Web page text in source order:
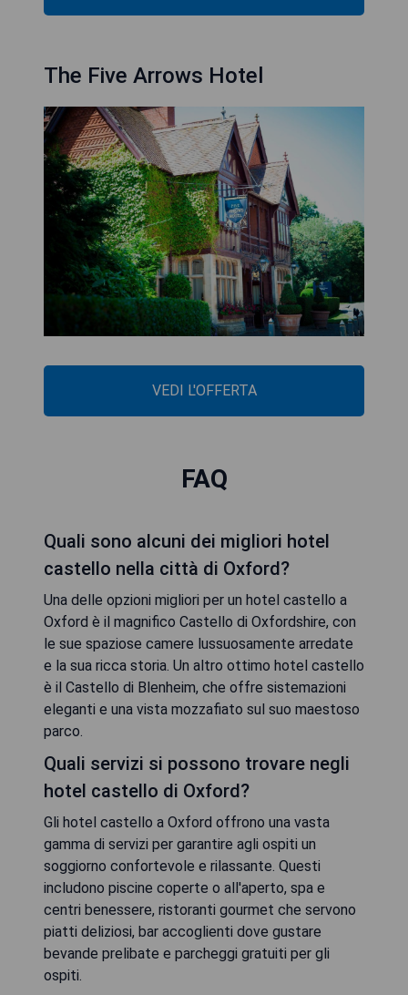
The Five Arrows Hotel
VEDI L'OFFERTA
FAQ
Quali sono alcuni dei migliori hotel
castello nella città di Oxford?
Una delle opzioni migliori per un hotel castello a
Oxford è il magnifico Castello di Oxfordshire, con
le sue spaziose camere lussuosamente arredate
e la sua ricca storia. Un altro ottimo hotel castello
è il Castello di Blenheim, che offre sistemazioni
eleganti e una vista mozzafiato sul suo maestoso
parco.
Quali servizi si possono trovare negli
hotel castello di Oxford?
Gli hotel castello a Oxford offrono una vasta
gamma di servizi per garantire agli ospiti un
soggiorno confortevole e rilassante. Questi
includono piscine coperte o all'aperto, spa e
centri benessere, ristoranti gourmet che servono
piatti deliziosi, bar accoglienti dove gustare
bevande prelibate e parcheggi gratuiti per gli
ospiti.